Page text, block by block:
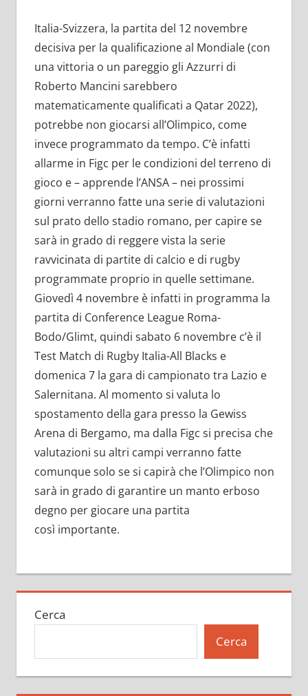
Italia-Svizzera, la partita del 12 novembre
decisiva per la qualificazione al Mondiale (con
una vittoria o un pareggio gli Azzurri di
Roberto Mancini sarebbero
matematicamente qualificati a Qatar 2022),
potrebbe non giocarsi all’Olimpico, come
invece programmato da tempo. C’è infatti
allarme in Figc per le condizioni del terreno di
gioco e – apprende l’ANSA – nei prossimi
giorni verranno fatte una serie di valutazioni
sul prato dello stadio romano, per capire se
sarà in grado di reggere vista la serie
ravvicinata di partite di calcio e di rugby
programmate proprio in quelle settimane.
Giovedì 4 novembre è infatti in programma la
partita di Conference League Roma-
Bodo/Glimt, quindi sabato 6 novembre c’è il
Test Match di Rugby Italia-All Blacks e
domenica 7 la gara di campionato tra Lazio e
Salernitana. Al momento si valuta lo
spostamento della gara presso la Gewiss
Arena di Bergamo, ma dalla Figc si precisa che
valutazioni su altri campi verranno fatte
comunque solo se si capirà che l’Olimpico non
sarà in grado di garantire un manto erboso
degno per giocare una partita
così importante.
Cerca
Cerca